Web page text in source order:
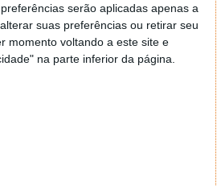
serão aplicadas apenas a
suas preferências ou retirar seu
momento voltando a este site e
na parte inferior da página.
novo serviço só é possível
dos utilizadores. Graças às
aos comentários, avaliações